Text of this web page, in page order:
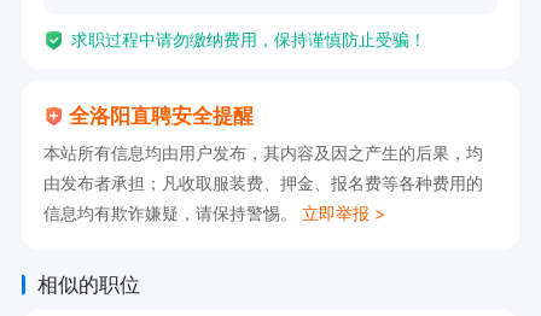
求职过程中请勿缴纳费用，保持谨慎防止受骗！
全洛阳直聘安全提醒
本站所有信息均由用户发布，其内容及因之产生的后果，均
由发布者承担；凡收取服装费、押金、报名费等各种费用的
信息均有欺诈嫌疑，请保持警惕。 立即举报 >
相似的职位